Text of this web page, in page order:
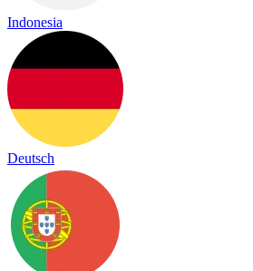
Indonesia
Deutsch